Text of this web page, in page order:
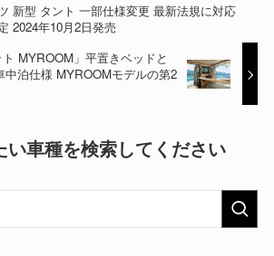
新型 タント 一部仕様変更 最新法規に対応
2024年10月2日発売
MYROOM」平置きベッドと
中泊仕様 MYROOMモデルの第2
い車種を検索してください